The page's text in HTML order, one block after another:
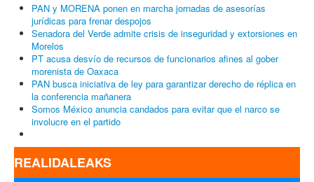
PAN y MORENA ponen en marcha jornadas de asesorías
jurídicas para frenar despojos
Senadora del Verde admite crisis de inseguridad y extorsiones en
Morelos
PT acusa desvío de recursos de funcionarios afines al gober
morenista de Oaxaca
PAN busca iniciativa de ley para garantizar derecho de réplica en
la conferencia mañanera
Somos México anuncia candados para evitar que el narco se
involucre en el partido
REALIDALEAKS